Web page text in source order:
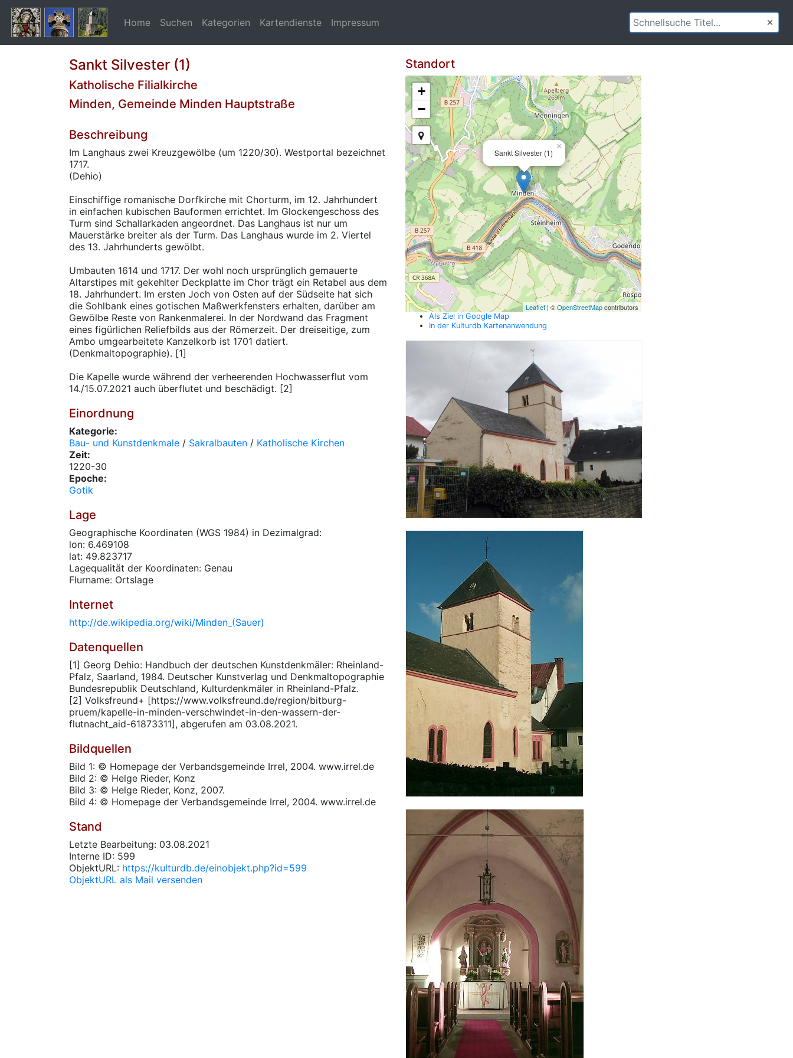
Home Suchen Kategorien Kartendienste Impressum
Sankt Silvester (1)
Katholische Filialkirche
Minden, Gemeinde Minden Hauptstraße
Beschreibung
Im Langhaus zwei Kreuzgewölbe (um 1220/30). Westportal bezeichnet
1717.
(Dehio)
Einschiffige romanische Dorfkirche mit Chorturm, im 12. Jahrhundert
in einfachen kubischen Bauformen errichtet. Im Glockengeschoss des
Turm sind Schallarkaden angeordnet. Das Langhaus ist nur um
Mauerstärke breiter als der Turm. Das Langhaus wurde im 2. Viertel
des 13. Jahrhunderts gewölbt.
Umbauten 1614 und 1717. Der wohl noch ursprünglich gemauerte
Altarstipes mit gekehlter Deckplatte im Chor trägt ein Retabel aus dem
18. Jahrhundert. Im ersten Joch von Osten auf der Südseite hat sich
die Sohlbank eines gotischen Maßwerkfensters erhalten, darüber am
Gewölbe Reste von Rankenmalerei. In der Nordwand das Fragment
eines figürlichen Reliefbilds aus der Römerzeit. Der dreiseitige, zum
Ambo umgearbeitete Kanzelkorb ist 1701 datiert.
(Denkmaltopographie). [1]
Die Kapelle wurde während der verheerenden Hochwasserflut vom
14./15.07.2021 auch überflutet und beschädigt. [2]
Einordnung
Kategorie:
Bau- und Kunstdenkmale / Sakralbauten / Katholische Kirchen
Zeit:
1220-30
Epoche:
Gotik
Lage
Geographische Koordinaten (WGS 1984) in Dezimalgrad:
lon: 6.469108
lat: 49.823717
Lagequalität der Koordinaten: Genau
Flurname: Ortslage
Internet
http://de.wikipedia.org/wiki/Minden_(Sauer)
Datenquellen
[1] Georg Dehio: Handbuch der deutschen Kunstdenkmäler: Rheinland-
Pfalz, Saarland, 1984. Deutscher Kunstverlag und Denkmaltopographie
Bundesrepublik Deutschland, Kulturdenkmäler in Rheinland-Pfalz.
[2] Volksfreund+ [https://www.volksfreund.de/region/bitburg-
pruem/kapelle-in-minden-verschwindet-in-den-wassern-der-
flutnacht_aid-61873311], abgerufen am 03.08.2021.
Bildquellen
Bild 1: © Homepage der Verbandsgemeinde Irrel, 2004. www.irrel.de
Bild 2: © Helge Rieder, Konz
Bild 3: © Helge Rieder, Konz, 2007.
Bild 4: © Homepage der Verbandsgemeinde Irrel, 2004. www.irrel.de
Stand
Letzte Bearbeitung: 03.08.2021
Interne ID: 599
ObjektURL: https://kulturdb.de/einobjekt.php?id=599
ObjektURL als Mail versenden
Standort
Sankt Silvester (1)
×
+
−
Leaflet| ©OpenStreetMapcontributors
Als Ziel in Google Map
In der Kulturdb Kartenanwendung